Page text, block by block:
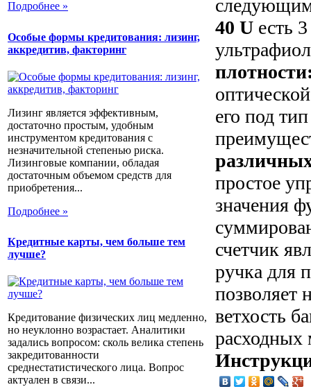
Подробнее »
Особые формы кредитования: лизинг,
аккредитив, факторинг
Лизинг является эффективным,
достаточно простым, удобным
инструментом кредитования с
незначительной степенью риска.
Лизинговые компании, обладая
достаточным объемом средств для
приобретения...
Подробнее »
Кредитные карты, чем больше тем
лучше?
Кредитование физических лиц медленно,
но неуклонно возрастает. Аналитики
задались вопросом: сколь велика степень
закредитованности
среднестатистического лица. Вопрос
актуален в связи...
40 U есть
его под
простое
значения
счетчик
ручка для
позволяет
ветхость
расходных